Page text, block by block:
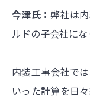
今津氏：弊社は
ルドの子会社にな
内装工事会社で
いった計算を日